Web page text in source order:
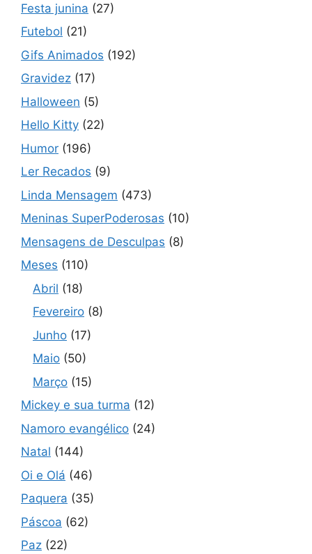
Festa junina (27)
Futebol (21)
Gifs Animados (192)
Gravidez (17)
Halloween (5)
Hello Kitty (22)
Humor (196)
Ler Recados (9)
Linda Mensagem (473)
Meninas SuperPoderosas (10)
Mensagens de Desculpas (8)
Meses (110)
Abril (18)
Fevereiro (8)
Junho (17)
Maio (50)
Março (15)
Mickey e sua turma (12)
Namoro evangélico (24)
Natal (144)
Oi e Olá (46)
Paquera (35)
Páscoa (62)
Paz (22)